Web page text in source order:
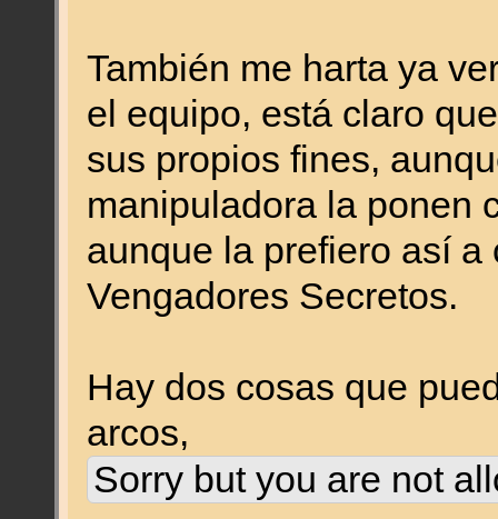
También me harta ya
el equipo, está claro
sus propios fines,
manipuladora la ponen
aunque la prefiero así
Vengadores Secretos.
Hay dos cosas que
arcos,
Sorry but you are not